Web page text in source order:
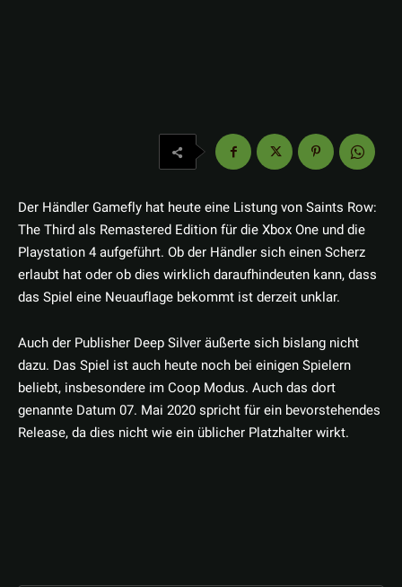
Der Händler Gamefly hat heute eine Listung von Saints Row:
The Third als Remastered Edition für die Xbox One und die
Playstation 4 aufgeführt. Ob der Händler sich einen Scherz
erlaubt hat oder ob dies wirklich daraufhindeuten kann, dass
das Spiel eine Neuauflage bekommt ist derzeit unklar.
Auch der Publisher Deep Silver äußerte sich bislang nicht
dazu. Das Spiel ist auch heute noch bei einigen Spielern
beliebt, insbesondere im Coop Modus. Auch das dort
genannte Datum 07. Mai 2020 spricht für ein bevorstehendes
Release, da dies nicht wie ein üblicher Platzhalter wirkt.